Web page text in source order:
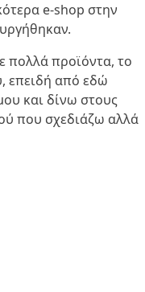
e-shop στην
πολλά προϊόντα, το
επειδή από εδώ
και δίνω στους
που σχεδιάζω αλλά